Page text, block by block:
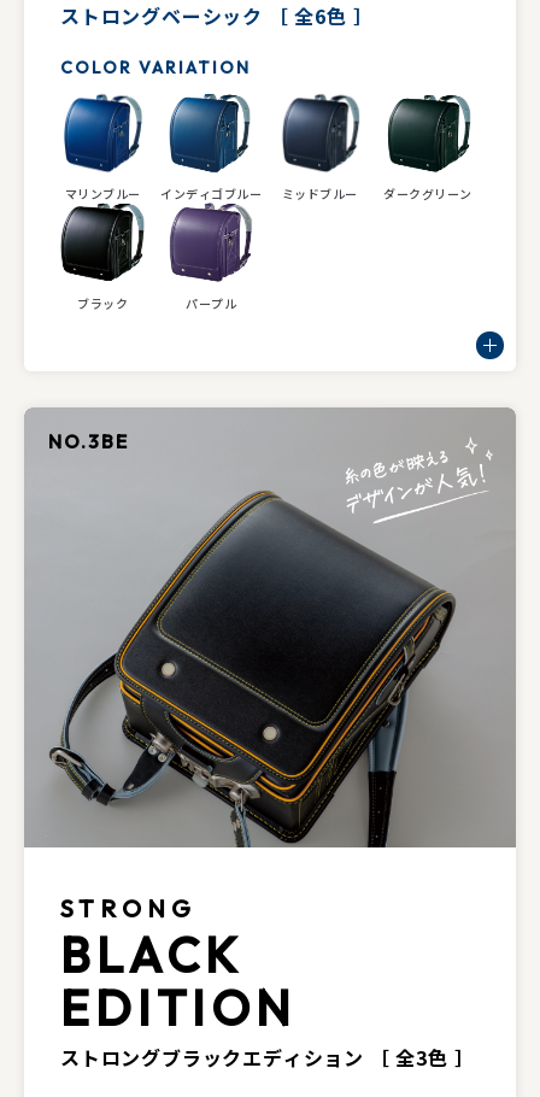
ストロングベーシック ［ 全6色 ］
COLOR VARIATION
マリンブルー インディゴブルー ミッドブルー ダークグリーン
ブラック パープル
NO.3BE
STRONG
BLACK
EDITION
ストロングブラックエディション ［ 全3色 ］